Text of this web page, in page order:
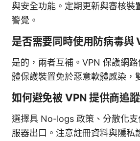
與安全功能。定期更新與審核裝
警覺。
是否需要同時使用防病毒與
是的，兩者互補。VPN 保護網
體保護裝置免於惡意軟體感染，
如何避免被 VPN 提供商追
選擇具 No-logs 政策、分散化支
服器出口。注意註冊資料與隱私